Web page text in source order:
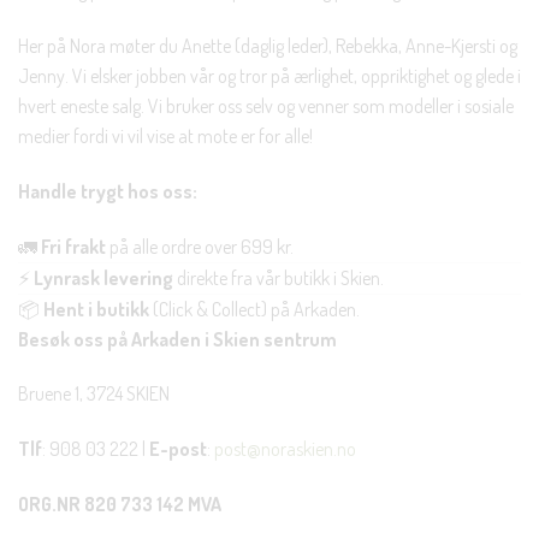
Her på Nora møter du Anette (daglig leder), Rebekka, Anne-Kjersti og
Jenny. Vi elsker jobben vår og tror på ærlighet, oppriktighet og glede i
hvert eneste salg. Vi bruker oss selv og venner som modeller i sosiale
medier fordi vi vil vise at mote er for alle!
Handle trygt hos oss:
🚛 Fri frakt på alle ordre over 699 kr.
⚡ Lynrask levering direkte fra vår butikk i Skien.
📦 Hent i butikk (Click & Collect) på Arkaden.
Besøk oss på Arkaden i Skien sentrum
Bruene 1, 3724 SKIEN
Tlf: 908 03 222 | E-post: post@noraskien.no
ORG.NR 820 733 142 MVA